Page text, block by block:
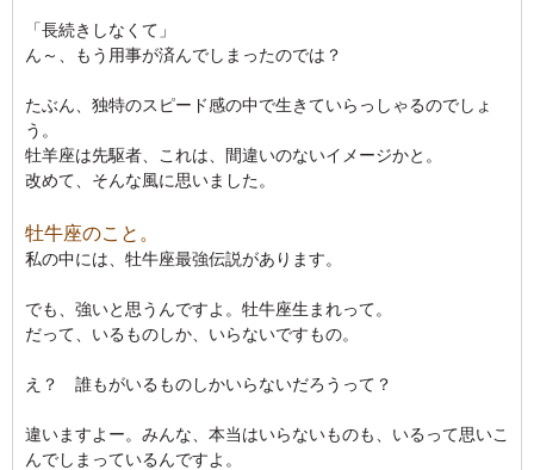
「長続きしなくて」
ん～、もう用事が済んでしまったのでは？
たぶん、独特のスピード感の中で生きていらっしゃるのでしょ
う。
牡羊座は先駆者、これは、間違いのないイメージかと。
改めて、そんな風に思いました。
牡牛座のこと。
私の中には、牡牛座最強伝説があります。
でも、強いと思うんですよ。牡牛座生まれって。
だって、いるものしか、いらないですもの。
え？ 誰もがいるものしかいらないだろうって？
違いますよー。みんな、本当はいらないものも、いるって思いこ
んでしまっているんですよ。